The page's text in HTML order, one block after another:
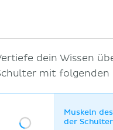
dein Wissen
mit folgenden
Muskeln
der Schulter